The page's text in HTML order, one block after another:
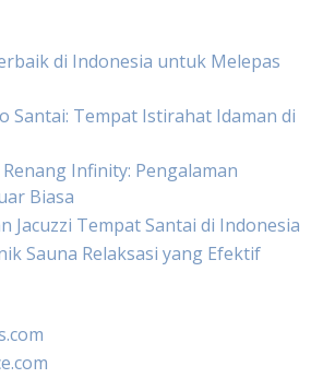
di Indonesia untuk Melepas
Santai: Tempat Istirahat Idaman di
Infinity: Pengalaman
Biasa
Jacuzzi Tempat Santai di Indonesia
Sauna Relaksasi yang Efektif